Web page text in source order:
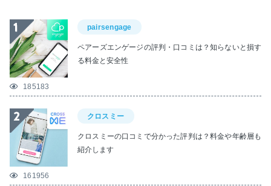
185183
pairsengage
ペアーズエンゲージの評判・口コミは？知らないと損す
る料金と安全性
161956
クロスミー
クロスミーの口コミで分かった評判は？料金や年齢層も
紹介します